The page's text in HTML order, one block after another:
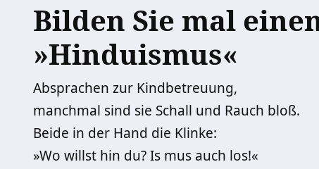
Bilden Sie mal
»Hinduismus«
Absprachen zur Kindbetreuung,
manchmal sind sie Schall und Rauch bloß.
Beide in der Hand die Klinke:
»Wo willst hin du? Is mus auch los!«